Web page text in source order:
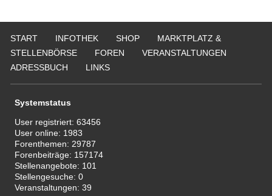
START INFOTHEK SHOP
MARKTPLATZ &
STELLENBÖRSE
FOREN
VERANSTALTUNGEN
ADRESSBUCH
LINKS
Systemstatus
User registriert:63456
User online: 1983
Forenthemen: 29787
Forenbeiträge: 157174
Stellenangebote: 101
Stellengesuche:0
Veranstaltungen:39